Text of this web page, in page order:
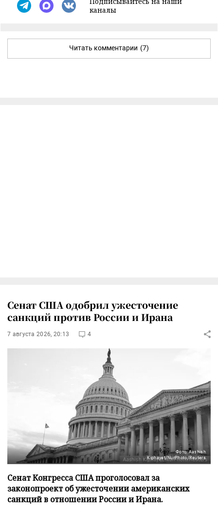
каналы
Читать комментарии (7)
Сенат США одобрил ужесточение
санкций против России и Ирана
7 августа 2026, 20:13 4
Фото: Aashish
Kiphayet/NurPhoto/Reuters
Сенат Конгресса США проголосовал за
законопроект об ужесточении американских
санкций в отношении России и Ирана.